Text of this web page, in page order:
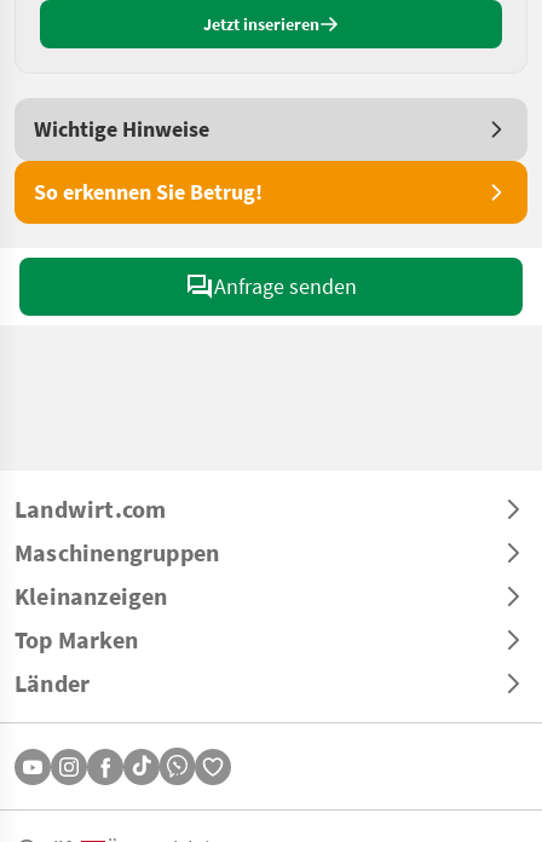
Jetzt inserieren
Wichtige Hinweise
So erkennen Sie Betrug!
Anfrage senden
Landwirt.com
Maschinengruppen
Kleinanzeigen
Top Marken
Länder